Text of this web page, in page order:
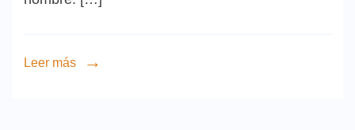
Leer más